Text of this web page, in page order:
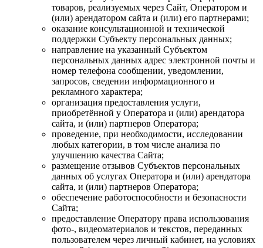
товаров, реализуемых через Сайт, Оператором и
(или) арендатором сайта и (или) его партнерами;
оказание консультационной и технической
поддержки Субъекту персональных данных;
направление на указанный Субъектом
персональных данных адрес электронной почты и
номер телефона сообщении, уведомлении,
запросов, сведении информационного и
рекламного характера;
организация предоставления услуги,
приобретённой у Оператора и (или) арендатора
сайта, и (или) партнеров Оператора;
проведение, при необходимости, исследовании
любых категории, в том числе анализа по
улучшению качества Сайта;
размещение отзывов Субъектов персональных
данных об услугах Оператора и (или) арендатора
сайта, и (или) партнеров Оператора;
обеспечение работоспособности и безопасности
Сайта;
предоставление Оператору права использования
фото-, видеоматериалов и текстов, переданных
пользователем через личный кабинет, на условиях